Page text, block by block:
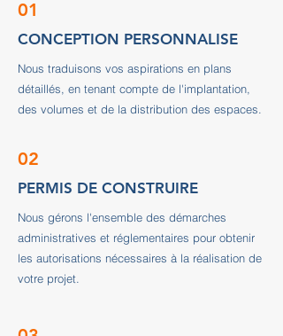
01
CONCEPTION PERSONNALISE
Nous traduisons vos aspirations en plans
détaillés, en tenant compte de l'implantation,
des volumes et de la distribution des espaces.
02
PERMIS DE CONSTRUIRE
Nous gérons l'ensemble des démarches
administratives et réglementaires pour obtenir
les autorisations nécessaires à la réalisation de
votre projet.